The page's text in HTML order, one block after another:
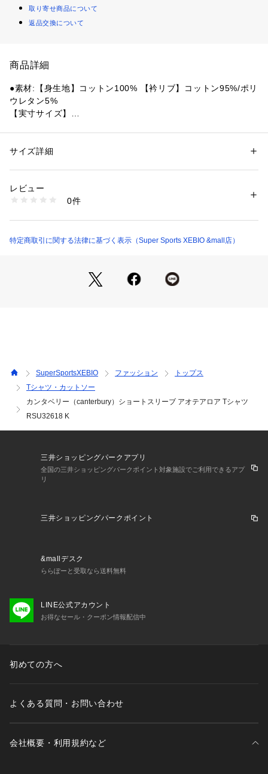
取り寄せ商品について
返品交換について
商品詳細
●素材:【身生地】コットン100% 【衿リブ】コットン95%/ポリ
ウレタン5%
【実寸サイズ】
●Lサイズ詳細:【着丈】69cm 【身幅】59cm 【肩幅】59cm
cm 【袖丈】23cm 【裾幅】62cm 【袖口幅】20cm
●3Lサイズ詳細:【着丈】75cm 【身幅】65cm 【肩幅】65cm
●メーカーカラー表記:ブラック・K
ルで書き下ろしたグラフィックをプリント加工したショートス
リーブTシャツです。
す。詳しくはメーカー公式サイトをご確認ください。
【商品の購入にあたっての注意事項】
※弊社独自の採寸・計量方法により計測を行っておりますた
なる場合があります。
※ブラウザやお使いのモニター環境により、掲載画像と実際の
商品の色味が若干異なる場合があります。
い。カンタベリー canterbury スーパースポーツゼビオ ゼビオ
トップス  部活 クラブ 普段着 トレーニング ランニング ジョ
ギング マラソン
性別：レディース
商品番号：
10903463201 （ショップ）
サイズ詳細
レビュー
0件
特定商取引に関する法律に基づく表示（Super Sports XEBIO &mall店）
SuperSportsXEBIO ファッション
トップス
Tシャツ・カットソー
カンタベリー（canterbury）ショートスリーブ アオテアロア Tシャツ
RSU32618 K
三井ショッピングパークアプリ
全国の三井ショッピングパークポイント対象施設でご利用できるアプ
リ
三井ショッピングパークポイント
&mallデスク
ららぽーと受取なら送料無料
LINE公式アカウント
お得なセール・クーポン情報配信中
初めての方へ
よくある質問・お問い合わせ
会社概要・利用規約など